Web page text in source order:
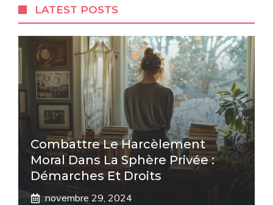
LATEST POSTS
Combattre Le Harcèlement
Moral Dans La Sphère Privée :
Démarches Et Droits
novembre 29, 2024